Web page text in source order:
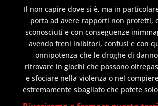
Il non capire dove si è, ma in
porta ad avere rapporti non protetti,
sconosciuti e con conseguenze
avendo freni inibitori, confusi e con
onnipotenza che le droghe di
ritrovare in giochi che possono
e sfociare nella violenza o nel
estremamente sbagliato che potete